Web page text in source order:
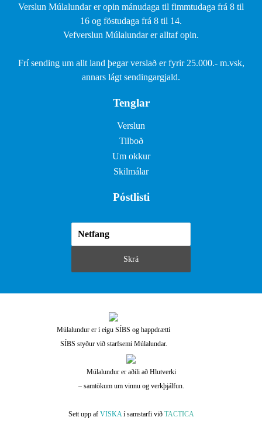
Verslun Múlalundar er opin mánudaga til fimmtudaga frá 8 til
16 og föstudaga frá 8 til 14.
Vefverslun Múlalundar er alltaf opin.
Frí sending um allt land þegar verslað er fyrir 25.000.- m.vsk,
annars lágt sendingargjald.
Tenglar
Verslun
Tilboð
Um okkur
Skilmálar
Póstlisti
Múlalundur er í eigu SÍBS og happdrætti
SÍBS styður við starfsemi Múlalundar.
Múlalundur er aðili að Hlutverki
– samtökum um vinnu og verkþjálfun.
Sett upp af VISKAí samstarfi við TACTICA